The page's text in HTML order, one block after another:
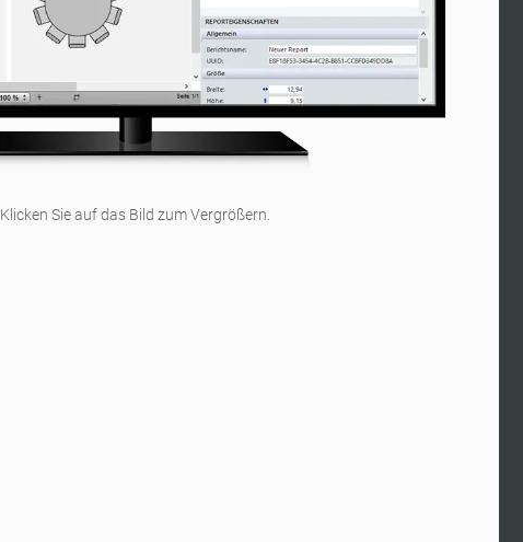
Klicken Sie auf das Bild zum Vergrößern.